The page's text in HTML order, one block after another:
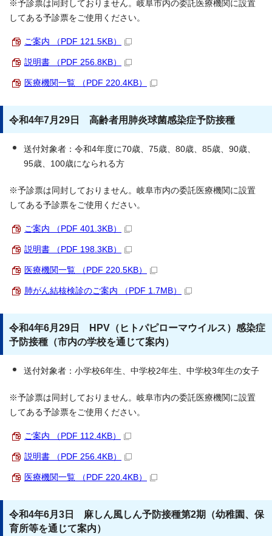
※予診票は同封しておりません。岐阜市内の委託医療機関に設置
してある予診票をご使用ください。
ご案内 （PDF 121.5KB）
説明書 （PDF 256.8KB）
医療機関一覧 （PDF 220.4KB）
令和4年7月29日 高齢者用肺炎球菌感染症予防接種
送付対象者：令和4年度に70歳、75歳、80歳、85歳、90歳、
95歳、100歳になられる方
※予診票は同封しておりません。岐阜市内の委託医療機関に設置
してある予診票をご使用ください。
ご案内 （PDF 401.3KB）
説明書 （PDF 198.3KB）
医療機関一覧 （PDF 220.5KB）
肺がん結核検診のご案内 （PDF 1.7MB）
令和4年6月29日 HPV（ヒトパピローマウイルス）感染症
予防接種（市内の学校を通じて案内）
送付対象者：小学校6年生、中学校2年生、中学校3年生の女子
※予診票は同封しておりません。岐阜市内の委託医療機関に設置
してある予診票をご使用ください。
ご案内 （PDF 112.4KB）
説明書 （PDF 256.4KB）
医療機関一覧 （PDF 220.4KB）
令和4年6月3日 麻しん風しん予防接種第2期（幼稚園、保
育所等を通じて案内）